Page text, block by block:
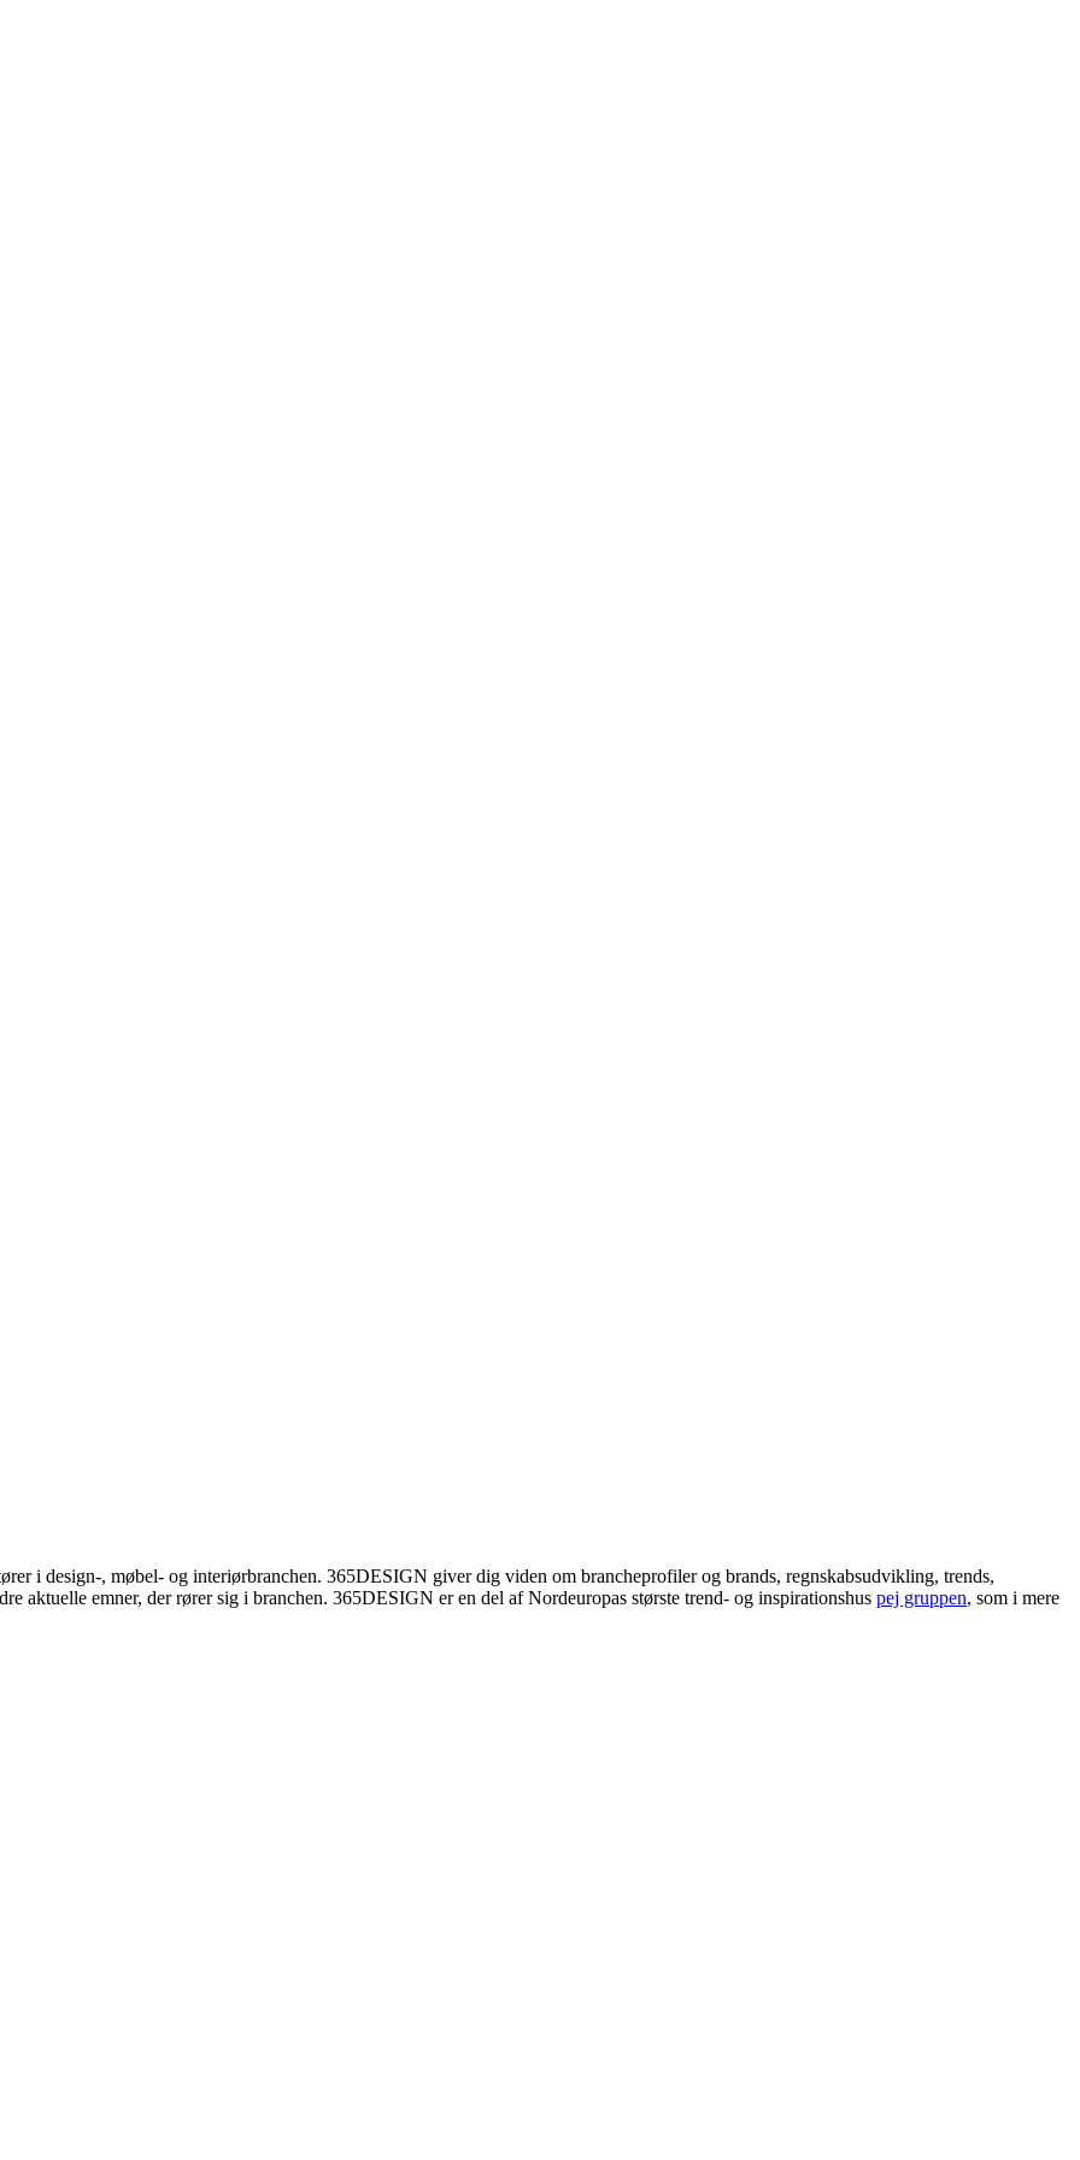
i design-, møbel- og interiørbranchen. 365DESIGN giver dig viden om brancheprofiler og brands, regnskabsudvikling, trends,
aktuelle emner, der rører sig i branchen. 365DESIGN er en del af Nordeuropas største trend- og inspirationshus pej gruppen, som i mere